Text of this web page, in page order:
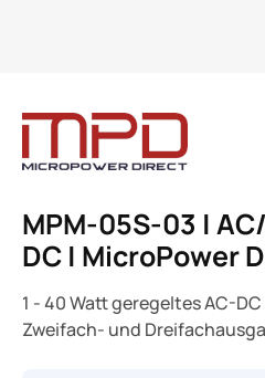
MPM-05S-03 |
DC | MicroPower
1 - 40 Watt geregeltes AC-
Zweifach- und